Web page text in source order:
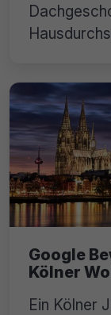
Google
Kölner
Ein Kölner